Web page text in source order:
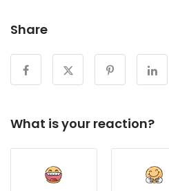
Share
What is your reaction?